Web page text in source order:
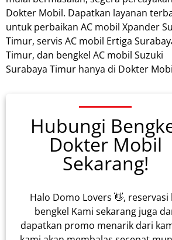
Dokter Mobil. Dapatkan layanan
untuk perbaikan AC mobil Xpander
Timur, servis AC mobil Ertiga
Timur, dan bengkel AC mobil Suzuki
Surabaya Timur hanya di Dokter
Hubungi
Dokter Mobil
Sekarang!
Halo Domo Lovers 👋, reservasi
bengkel Kami sekarang juga
dapatkan promo menarik dari